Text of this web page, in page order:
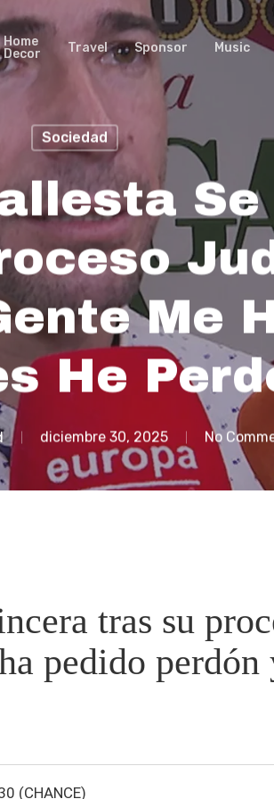
Home
Decor
Travel Sponsor Music
Sociedad
Me
He
diciembre 30, 2025 No